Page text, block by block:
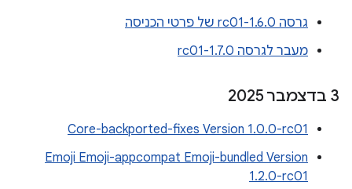
גרסה 1.6.0-rc01 של פרטי הכניסה
מעבר לגרסה 1.7.0-rc01
‫3 בדצמבר 2025
Core-backported-fixes Version 1.0.0-rc01
Emoji Emoji-appcompat Emoji-bundled Version
1.2.0-rc01